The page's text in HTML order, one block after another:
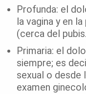
Profunda: el
la vagina y en
(cerca del pubis.
Primaria: el
siempre; es
sexual o desde
examen